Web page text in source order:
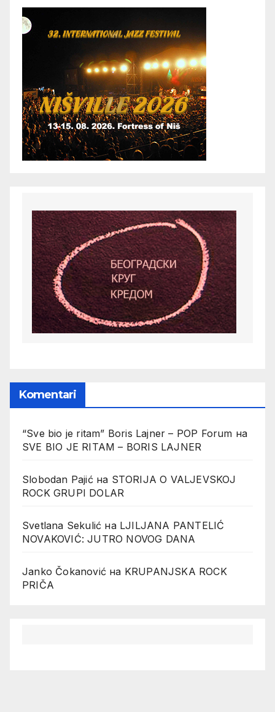
Komentari
“Sve bio je ritam” Boris Lajner – POP Forum на
SVE BIO JE RITAM – BORIS LAJNER
Slobodan Pajićна STORIJA O VALJEVSKOJ
ROCK GRUPI DOLAR
Svetlana Sekulić на LJILJANA PANTELIĆ
NOVAKOVIĆ: JUTRO NOVOG DANA
Janko Čokanović на KRUPANJSKA ROCK
PRIČA